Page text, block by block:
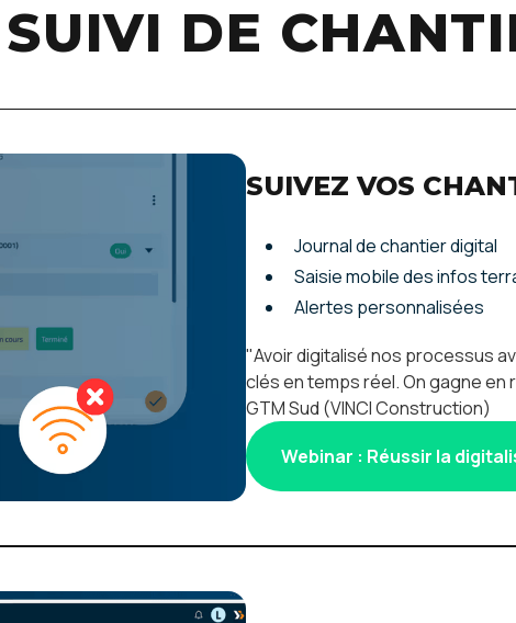
DE
SUIVEZ VOS
Journal de chantier digital
Saisie mobile des infos
Alertes personnalisées
"Avoir digitalisé nos processus
clés en temps réel. On gagne
GTM Sud (VINCI Construction)
Webinar : Réussir la